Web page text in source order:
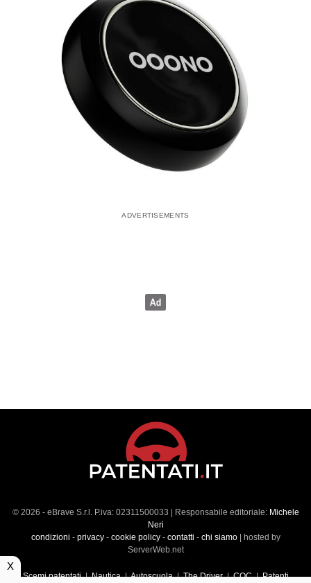
© 2026 - eBrave S.r.l. P.iva: 02311500033 | Responsabile editoriale: Michele
Neri
condizioni - privacy- cookie policy- contatti - chi siamo| hosted by
ServerWeb.net
Scemi patentati|Nautica|Autoscuola|The Driver|CQC|Patenti
X